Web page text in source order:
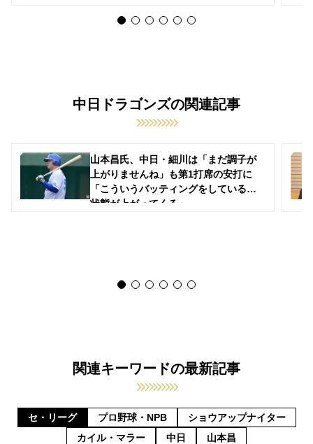
中日ドラゴンズの関連記事
山本昌氏、中日・細川は「まだ調子が
上がりませんね」も第1打席の安打に
「こういうバッティングをしていると
状態が上がってくる」
関連キーワードの最新記事
セ・リーグ プロ野球・NPB
ショウアップナイター
カイル・マラー
中日 山本昌